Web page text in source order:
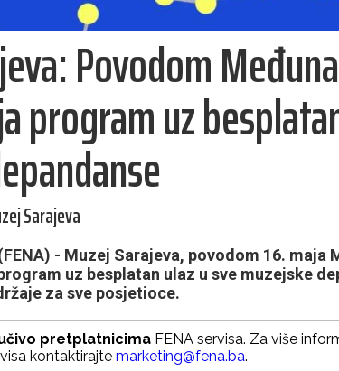
Povodom
program uz
Sarajeva
- Muzej Sarajeva, povodom 16. maja
uz besplatan ulaz u sve muzejske
za sve posjetioce.
pretplatnicima FENA servisa. Za više
kontaktirajte marketing@fena.ba.